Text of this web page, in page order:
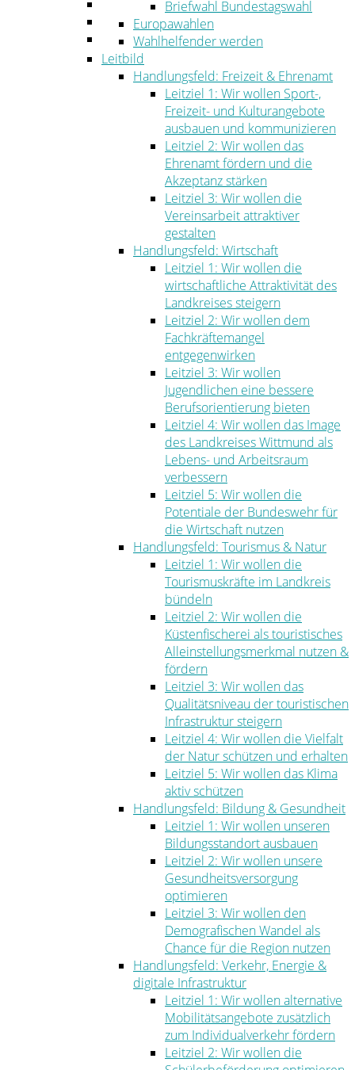
Umwelt
Ordnung
Briefwahl Bundestagswahl
Europawahlen
Wahlhelfender werden
Leitbild
Handlungsfeld: Freizeit & Ehrenamt
Leitziel 1: Wir wollen Sport-,
Freizeit- und Kulturangebote
ausbauen und kommunizieren
Leitziel 2: Wir wollen das
Ehrenamt fördern und die
Akzeptanz stärken
Leitziel 3: Wir wollen die
Vereinsarbeit attraktiver
gestalten
Handlungsfeld: Wirtschaft
Leitziel 1: Wir wollen die
wirtschaftliche Attraktivität des
Landkreises steigern
Leitziel 2: Wir wollen dem
Fachkräftemangel
entgegenwirken
Leitziel 3: Wir wollen
Jugendlichen eine bessere
Berufsorientierung bieten
Leitziel 4: Wir wollen das Image
des Landkreises Wittmund als
Lebens- und Arbeitsraum
verbessern
Leitziel 5: Wir wollen die
Potentiale der Bundeswehr für
die Wirtschaft nutzen
Handlungsfeld: Tourismus & Natur
Leitziel 1: Wir wollen die
Tourismuskräfte im Landkreis
bündeln
Leitziel 2: Wir wollen die
Küstenfischerei als touristisches
Alleinstellungsmerkmal nutzen &
fördern
Leitziel 3: Wir wollen das
Qualitätsniveau der touristischen
Infrastruktur steigern
Leitziel 4: Wir wollen die Vielfalt
der Natur schützen und erhalten
Leitziel 5: Wir wollen das Klima
aktiv schützen
Handlungsfeld: Bildung & Gesundheit
Leitziel 1: Wir wollen unseren
Bildungsstandort ausbauen
Leitziel 2: Wir wollen unsere
Gesundheitsversorgung
optimieren
Leitziel 3: Wir wollen den
Demografischen Wandel als
Chance für die Region nutzen
Handlungsfeld: Verkehr, Energie &
digitale Infrastruktur
Leitziel 1: Wir wollen alternative
Mobilitätsangebote zusätzlich
zum Individualverkehr fördern
Leitziel 2: Wir wollen die